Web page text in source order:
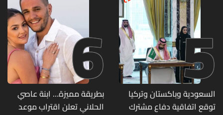
5
السعودية وباكستان وتركيا
توقع اتفاقية دفاع مشترك
6
بطريقة مميزة… ابنة عاصي
الحلاني تعلن اقتراب موعد